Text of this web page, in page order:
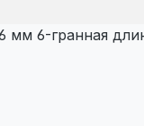
изображений